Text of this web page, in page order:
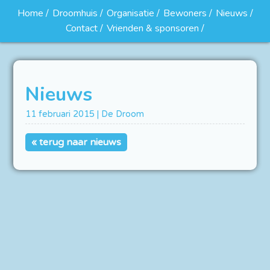
Home Droomhuis Organisatie Bewoners
Nieuws
Contact
Vrienden & sponsoren
Nieuws
11 februari 2015 | De Droom
« terug naar nieuws